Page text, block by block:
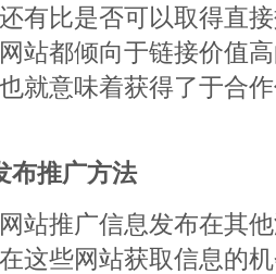
比是否可以取得直接
站都倾向于链接价值
就意味着获得了于合
布推广方法
推广信息发布在其他
在这些网站获取信息的